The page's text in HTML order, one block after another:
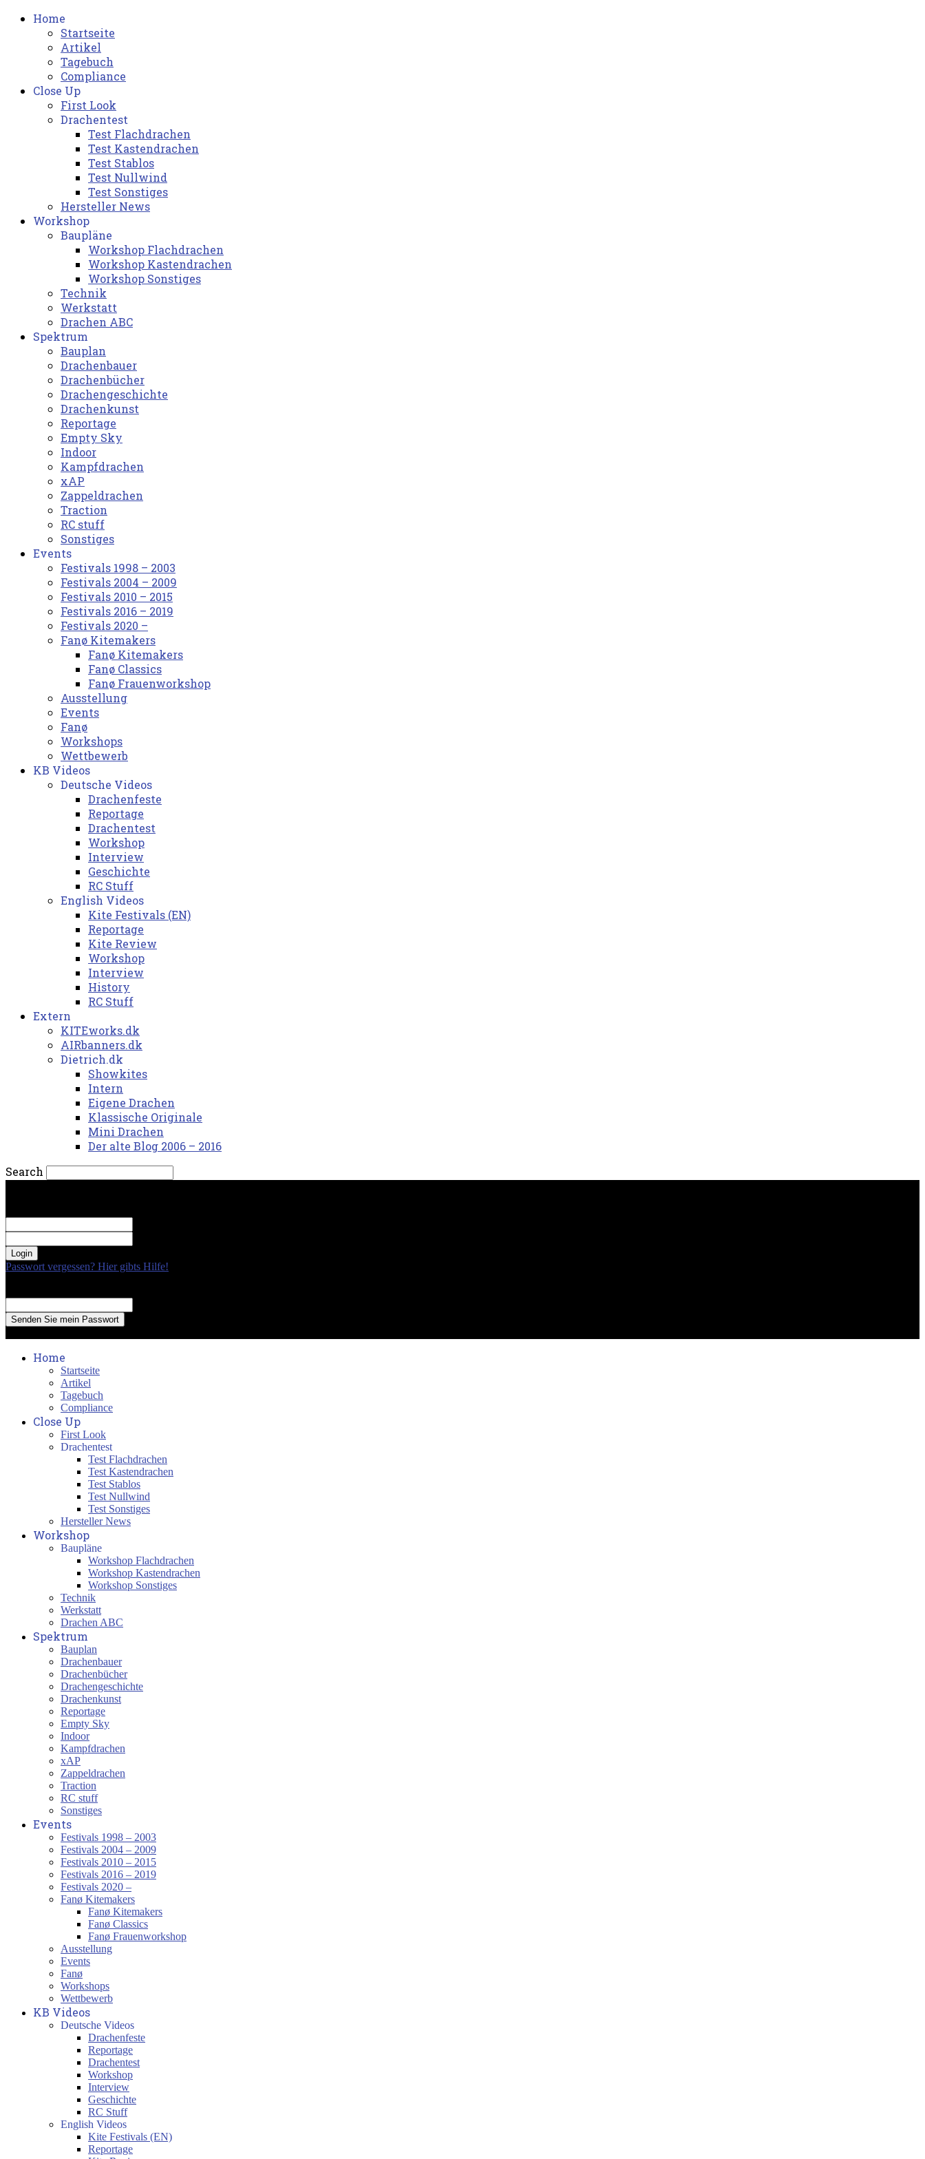
Home
Startseite
Artikel
Tagebuch
Compliance
Close Up
First Look
Drachentest
Test Flachdrachen
Test Kastendrachen
Test Stablos
Test Nullwind
Test Sonstiges
Hersteller News
Workshop
Baupläne
Workshop Flachdrachen
Workshop Kastendrachen
Workshop Sonstiges
Technik
Werkstatt
Drachen ABC
Spektrum
Bauplan
Drachenbauer
Drachenbücher
Drachengeschichte
Drachenkunst
Reportage
Empty Sky
Indoor
Kampfdrachen
xAP
Zappeldrachen
Traction
RC stuff
Sonstiges
Events
Festivals 1998 – 2003
Festivals 2004 – 2009
Festivals 2010 – 2015
Festivals 2016 – 2019
Festivals 2020 –
Fanø Kitemakers
Fanø Kitemakers
Fanø Classics
Fanø Frauenworkshop
Ausstellung
Events
Fanø
Workshops
Wettbewerb
KB Videos
Deutsche Videos
Drachenfeste
Reportage
Drachentest
Workshop
Interview
Geschichte
RC Stuff
English Videos
Kite Festivals (EN)
Reportage
Kite Review
Workshop
Interview
History
RC Stuff
Extern
KITEworks.dk
AIRbanners.dk
Dietrich.dk
Showkites
Intern
Eigene Drachen
Klassische Originale
Mini Drachen
Der alte Blog 2006 – 2016
Search
Passwort vergessen? Hier gibts Hilfe!
Home
Startseite
Artikel
Tagebuch
Compliance
Close Up
First Look
Drachentest
Test Flachdrachen
Test Kastendrachen
Test Stablos
Test Nullwind
Test Sonstiges
Hersteller News
Workshop
Baupläne
Workshop Flachdrachen
Workshop Kastendrachen
Workshop Sonstiges
Technik
Werkstatt
Drachen ABC
Spektrum
Bauplan
Drachenbauer
Drachenbücher
Drachengeschichte
Drachenkunst
Reportage
Empty Sky
Indoor
Kampfdrachen
xAP
Zappeldrachen
Traction
RC stuff
Sonstiges
Events
Festivals 1998 – 2003
Festivals 2004 – 2009
Festivals 2010 – 2015
Festivals 2016 – 2019
Festivals 2020 –
Fanø Kitemakers
Fanø Kitemakers
Fanø Classics
Fanø Frauenworkshop
Ausstellung
Events
Fanø
Workshops
Wettbewerb
KB Videos
Deutsche Videos
Drachenfeste
Reportage
Drachentest
Workshop
Interview
Geschichte
RC Stuff
English Videos
Kite Festivals (EN)
Reportage